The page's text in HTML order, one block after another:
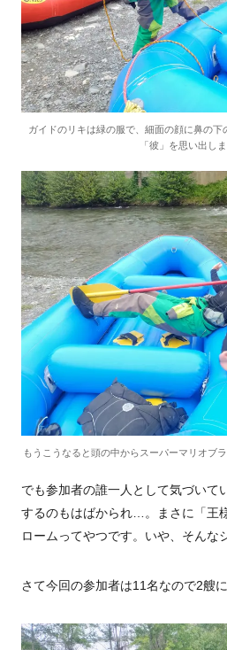
ガイドのリキは緑の服で、細面の顔に鼻の
「彼」を思い出しま
もうこうなると頭の中からスーパーマリオブ
でも参加者の誰一人として気づいて
するのもはばかられ…。まさに「王
ロームってやつです。いや、そんな
さて今回の参加者は11名なので2艘に